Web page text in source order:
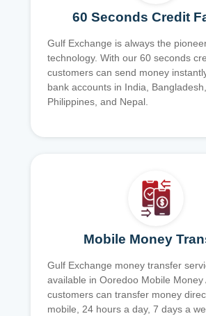
60 Seconds Credit
Gulf Exchange is always the
technology. With our 60 seconds
customers can send money
bank accounts in India,
Philippines, and Nepal.
Mobile Money
Gulf Exchange money transfer
available in Ooredoo Mobile Money
customers can transfer money
mobile, 24 hours a day, 7 days a